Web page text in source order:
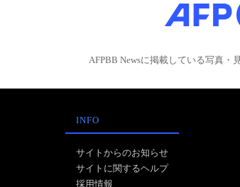
AFPBB Newsに掲載している写真・
INFO
サイトからのお知らせ
サイトに関するヘルプ
採用情報